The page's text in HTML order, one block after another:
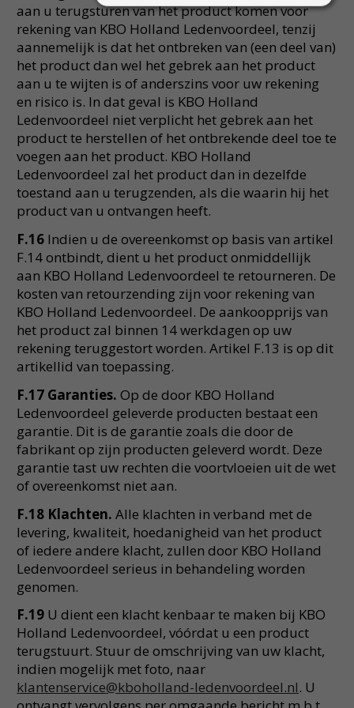
aan u terugsturen van het product komen voor
rekening van KBO Holland Ledenvoordeel, tenzij
aannemelijk is dat het ontbreken van (een deel van)
het product dan wel het gebrek aan het product
aan u te wijten is of anderszins voor uw rekening
en risico is. In dat geval is KBO Holland
Ledenvoordeel niet verplicht het gebrek aan het
product te herstellen of het ontbrekende deel toe te
voegen aan het product. KBO Holland
Ledenvoordeel zal het product dan in dezelfde
toestand aan u terugzenden, als die waarin hij het
product van u ontvangen heeft.
F.16 Indien u de overeenkomst op basis van artikel
F.14 ontbindt, dient u het product onmiddellijk
aan KBO Holland Ledenvoordeel te retourneren. De
kosten van retourzending zijn voor rekening van
KBO Holland Ledenvoordeel. De aankoopprijs van
het product zal binnen 14 werkdagen op uw
rekening teruggestort worden. Artikel F.13 is op dit
artikellid van toepassing.
F.17 Garanties. Op de door KBO Holland
Ledenvoordeel geleverde producten bestaat een
garantie. Dit is de garantie zoals die door de
fabrikant op zijn producten geleverd wordt. Deze
garantie tast uw rechten die voortvloeien uit de wet
of overeenkomst niet aan.
F.18 Klachten. Alle klachten in verband met de
levering, kwaliteit, hoedanigheid van het product
of iedere andere klacht, zullen door KBO Holland
Ledenvoordeel serieus in behandeling worden
genomen.
F.19 U dient een klacht kenbaar te maken bij KBO
Holland Ledenvoordeel, vóórdat u een product
terugstuurt. Stuur de omschrijving van uw klacht,
indien mogelijk met foto, naar
klantenservice@kboholland-ledenvoordeel.nl. U